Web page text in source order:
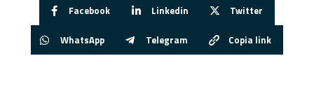
Facebook Linkedin Twitter
WhatsApp Telegram Copia link